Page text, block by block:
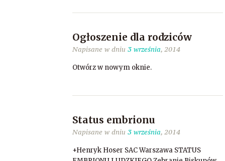
Ogłoszenie dla rodziców
Napisane w dniu 3 września, 2014
Otwórz w nowym oknie.
Status embrionu
Napisane w dniu 3 września, 2014
+Henryk Hoser SAC Warszawa STATUS